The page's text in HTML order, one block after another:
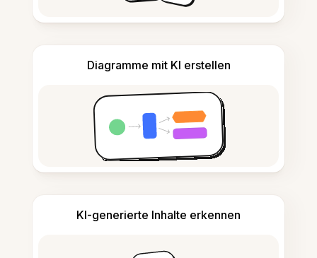
Diagramme mit KI erstellen
KI-generierte Inhalte erkennen